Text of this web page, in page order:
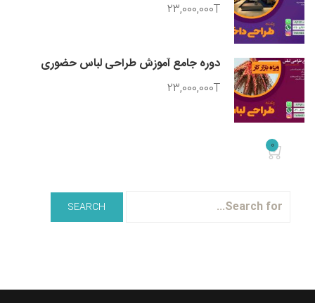
23,000,000T
دوره جامع آموزش طراحی لباس حضوری
23,000,000T
0